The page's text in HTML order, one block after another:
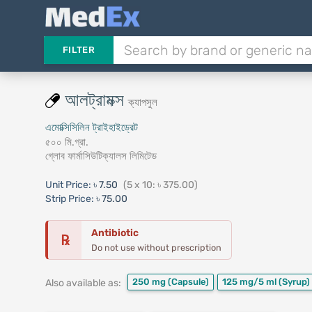
FILTER
আলট্রামক্সক্যাপসুল
এমোক্সিসিলিন ট্রাইহাইড্রেট
৫০০ মি.গ্রা.
গ্লোব ফার্মাসিউটিক্যালস লিমিটেড
Unit Price: ৳ 7.50 (5 x 10: ৳ 375.00)
Strip Price: ৳ 75.00
℞ Antibiotic
Do not use without prescription
Also available as: 250 mg (Capsule) 125 mg/5 ml (Syrup)